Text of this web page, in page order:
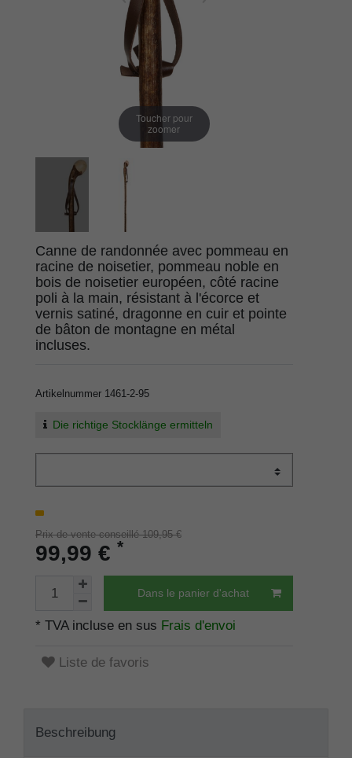
Toucher pour
zoomer
Canne de randonnée avec pommeau en
racine de noisetier, pommeau noble en
bois de noisetier européen, côté racine
poli à la main, résistant à l'écorce et
vernis satiné, dragonne en cuir et pointe
de bâton de montagne en métal
incluses.
Artikelnummer 1461-2-95
Die richtige Stocklänge ermitteln
Prix de vente conseillé 109,95 €
99,99 € *
Dans le panier d'achat
* TVA incluse en sus Frais d'envoi
Liste de favoris
Beschreibung